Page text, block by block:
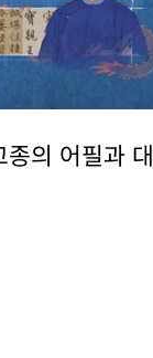
의 어필과 대